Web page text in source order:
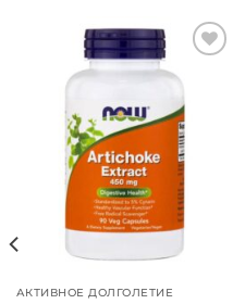
Добавить
желаний
АКТИВНОЕ ДОЛГОЛЕТИЕ